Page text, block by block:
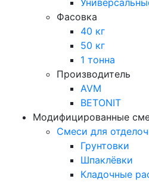
Фасовка
40 кг
50 кг
1 тонна
Производитель
AVM
BETONIT
Модифицированные
Смеси для
Грунтовки
Шпаклёвки
Кладочные